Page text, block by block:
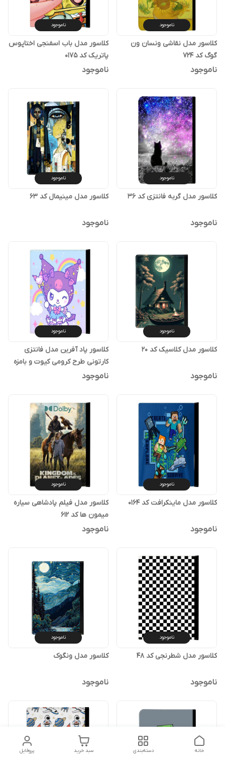
ناموجود
کلاسور مدل نقاشی ونسان ون
گوگ کد 724
ناموجود
ناموجود
کلاسور مدل باب اسفنجی اختاپوس
پاتریک کد 0175
ناموجود
ناموجود
کلاسور مدل گربه فانتزی کد 36
ناموجود
ناموجود
کلاسور مدل مینیمال کد 63
ناموجود
ناموجود
کلاسور مدل کلاسیک کد 20
ناموجود
ناموجود
کلاسور پاد آفرین مدل فانتزی
کارتونی طرح کرومی کیوت و بامزه
ترند کد p129
ناموجود
ناموجود
کلاسور مدل ماینکرافت کد 0164
ناموجود
ناموجود
کلاسور مدل فیلم پادشاهی سیاره
میمون ها کد 612
ناموجود
ناموجود
کلاسور مدل شطرنجی کد 48
ناموجود
ناموجود
کلاسور مدل ونگوک
ناموجود
پروفایل سبد خرید دسته‌بندی خانه